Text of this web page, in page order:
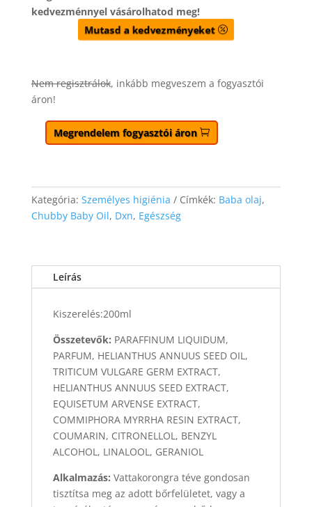
kedvezménnyel vásárolhatod meg!
Mutasd a kedvezményeket
Nem regisztrálok, inkább megveszem a fogyasztói
áron!
Megrendelem fogyasztói áron
Kategória: Személyes higiénia Címkék: Baba olaj,
Chubby Baby Oil, Dxn, Egészség
Leírás
Kiszerelés:200ml
Összetevők: PARAFFINUM LIQUIDUM,
PARFUM, HELIANTHUS ANNUUS SEED OIL,
TRITICUM VULGARE GERM EXTRACT,
HELIANTHUS ANNUUS SEED EXTRACT,
EQUISETUM ARVENSE EXTRACT,
COMMIPHORA MYRRHA RESIN EXTRACT,
COUMARIN, CITRONELLOL, BENZYL
ALCOHOL, LINALOOL, GERANIOL
Alkalmazás: Vattakorongra téve gondosan
tisztítsa meg az adott bőrfelületet, vagy a